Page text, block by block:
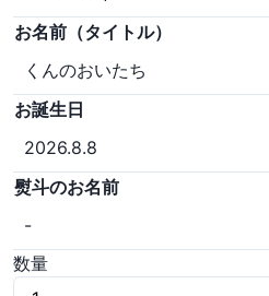
お名前（タイトル）
くんのおいたち
お誕生日
2026.8.8
熨斗のお名前
-
数量